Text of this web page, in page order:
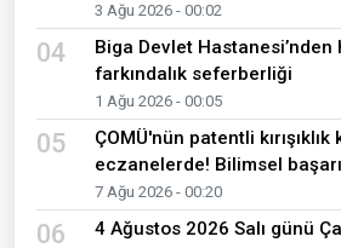
3 Ağu 2026 - 00:02
04
Biga Devlet Hastanesi’nden
farkındalık seferberliği
1 Ağu 2026 - 00:05
05
ÇOMÜ'nün patentli kırışıklık
eczanelerde! Bilimsel
7 Ağu 2026 - 00:20
06
4 Ağustos 2026 Salı günü